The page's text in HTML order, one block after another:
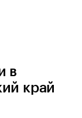
в
край